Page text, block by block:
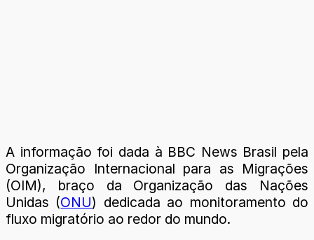
A informação foi dada à BBC News Brasil pela
Organização Internacional para as Migrações
(OIM), braço da Organização das Nações
Unidas (ONU) dedicada ao monitoramento do
fluxo migratório ao redor do mundo.